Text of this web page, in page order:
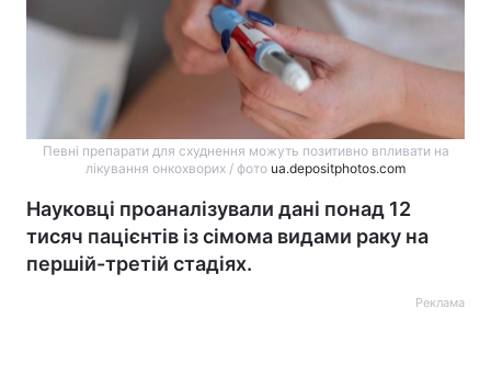
Певні препарати для схуднення можуть позитивно впливати на
лікування онкохворих / фото ua.depositphotos.com
Науковці проаналізували дані понад 12
тисяч пацієнтів із сімома видами раку на
першій-третій стадіях.
Реклама